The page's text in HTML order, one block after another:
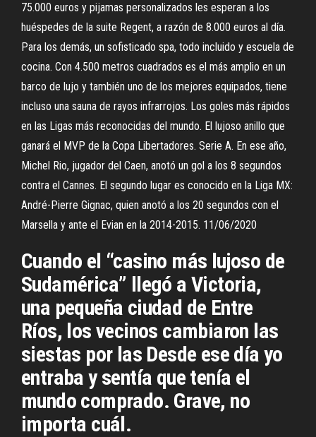
75.000 euros y pijamas personalizados les esperan a los
huéspedes de la suite Regent, a razón de 8.000 euros al día.
Para los demás, un sofisticado spa, todo incluido y escuela de
cocina. Con 4.500 metros cuadrados es el más amplio en un
barco de lujo y también uno de los mejores equipados, tiene
incluso una sauna de rayos infrarrojos. Los goles más rápidos
en las Ligas más reconocidas del mundo. El lujoso anillo que
ganará el MVP de la Copa Libertadores. Serie A. En ese año,
Michel Rio, jugador del Caen, anotó un gol a los 8 segundos
contra el Cannes. El segundo lugar es conocido en la Liga MX:
André-Pierre Gignac, quien anotó a los 20 segundos con el
Marsella y ante el Evian en la 2014-2015. 11/06/2020
Cuando el “casino más lujoso de
Sudamérica” llegó a Victoria,
una pequeña ciudad de Entre
Ríos, los vecinos cambiaron las
siestas por las Desde ese día yo
entraba y sentía que tenía el
mundo comprado. Grave, no
importa cuál.